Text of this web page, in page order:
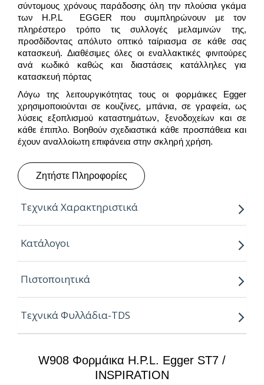
σύντομους χρόνους παράδοσης όλη την πλούσια γκάμα
των H.P.L EGGER που συμπληρώνουν με τον
πληρέστερο τρόπο τις συλλογές μελαμινών της,
προσδίδοντας απόλυτο οπτικό ταίριασμα σε κάθε σας
κατασκευή. Διαθέσιμες όλες οι εναλλακτικές φινιτούρες
ανά κωδικό καθώς και διαστάσεις κατάλληλες για
κατασκευή πόρτας
Λόγω της λειτουργικότητας τους οι φορμάικες Egger
χρησιμοποιούνται σε κουζίνες, μπάνια, σε γραφεία, ως
λύσεις εξοπλισμού καταστημάτων, ξενοδοχείων και σε
κάθε έπιπλο. Βοηθούν σχεδιαστικά κάθε προσπάθεια και
έχουν αναλλοίωτη επιφάνεια στην σκληρή χρήση.
Ζητήστε Πληροφορίες
Τεχνικά Χαρακτηριστικά
Ιδιότητες:
– Ανθεκτικές στη θερμότητα & το νερό
– Ισχυρές αντοχές στη καθημερινή φθορά από τριβή,
κρούση & χάραξη
– Δυνατότητα εύκολου καθημερινού καθαρισμού με
– Ευκολία επεξεργασίας και μεταφοράς
Κατάλογοι
Πιστοποιητικά
Τεχνικά Φυλλάδια-TDS
W908 Φορμάικα H.P.L. Egger ST7 /
INSPIRATION